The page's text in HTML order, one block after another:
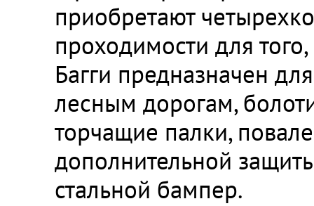
приобретают
проходимости для
Багги предназначен
лесным дорогам,
торчащие палки,
дополнительной
стальной бампер.